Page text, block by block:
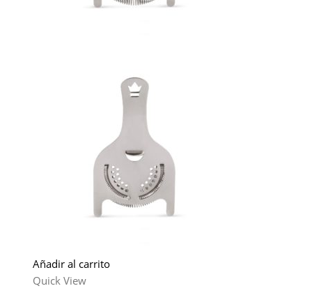
Añadir al carrito
Quick View